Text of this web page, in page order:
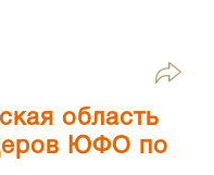
область
ЮФО по